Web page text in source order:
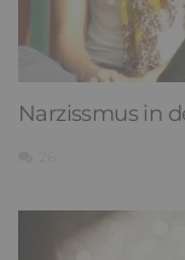
Narzissmus in